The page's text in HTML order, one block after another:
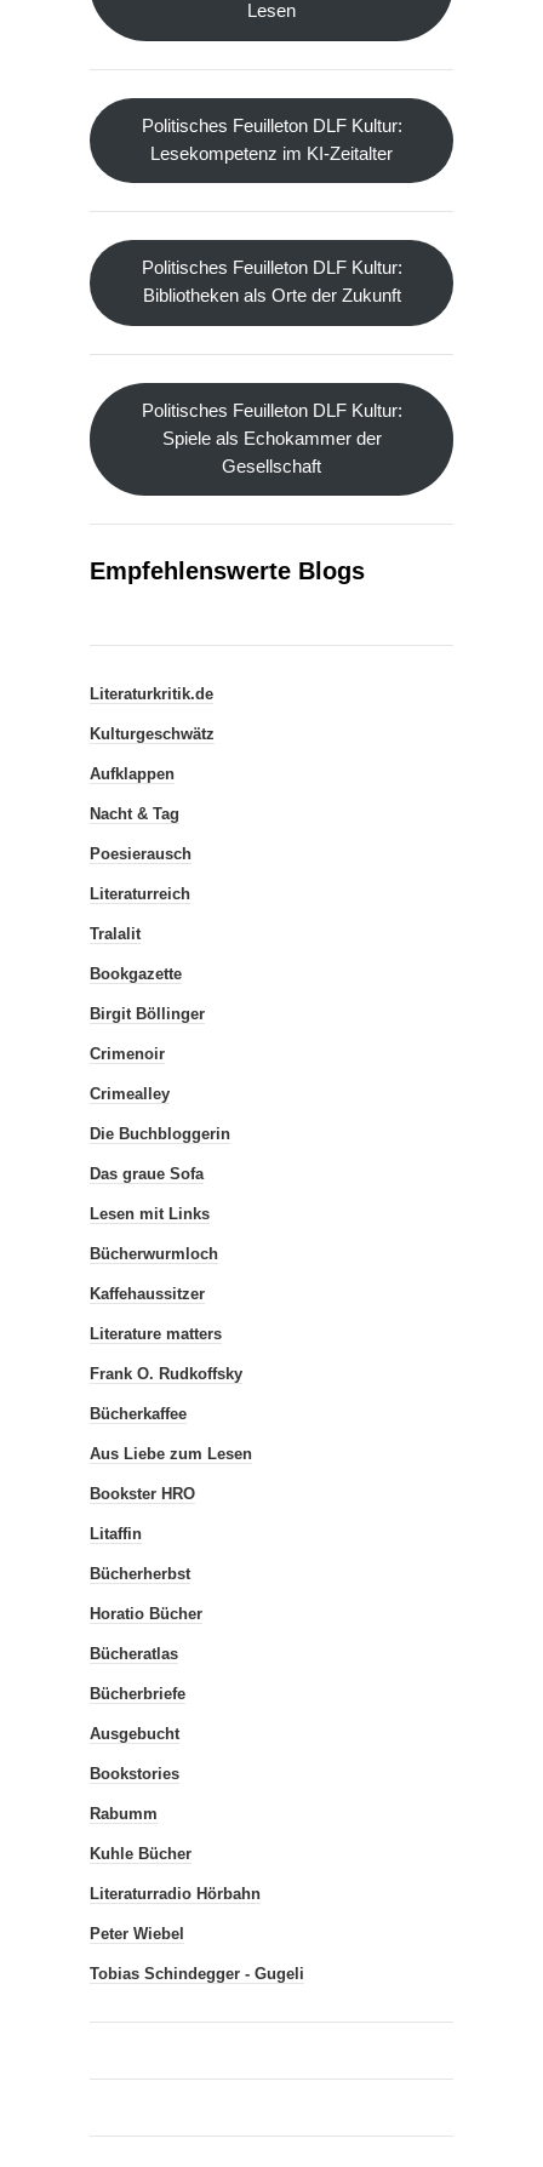
Lesen
Politisches Feuilleton DLF Kultur:
Lesekompetenz im KI-Zeitalter
Politisches Feuilleton DLF Kultur:
Bibliotheken als Orte der Zukunft
Politisches Feuilleton DLF Kultur:
Spiele als Echokammer der
Gesellschaft
Empfehlenswerte Blogs
Literaturkritik.de
Kulturgeschwätz
Aufklappen
Nacht & Tag
Poesierausch
Literaturreich
Tralalit
Bookgazette
Birgit Böllinger
Crimenoir
Crimealley
Die Buchbloggerin
Das graue Sofa
Lesen mit Links
Bücherwurmloch
Kaffehaussitzer
Literature matters
Frank O. Rudkoffsky
Bücherkaffee
Aus Liebe zum Lesen
Bookster HRO
Litaffin
Bücherherbst
Horatio Bücher
Bücheratlas
Bücherbriefe
Ausgebucht
Bookstories
Rabumm
Kuhle Bücher
Literaturradio Hörbahn
Peter Wiebel
Tobias Schindegger - Gugeli